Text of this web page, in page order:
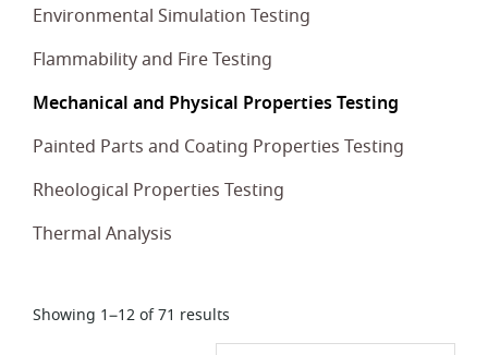
Environmental Simulation Testing
Flammability and Fire Testing
Mechanical and Physical Properties Testing
Painted Parts and Coating Properties Testing
Rheological Properties Testing
Thermal Analysis
Showing 1–12 of 71 results